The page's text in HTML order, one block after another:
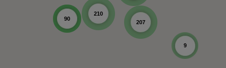
210
90
207
9